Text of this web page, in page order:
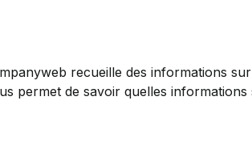
recueille des informations
permet de savoir quelles